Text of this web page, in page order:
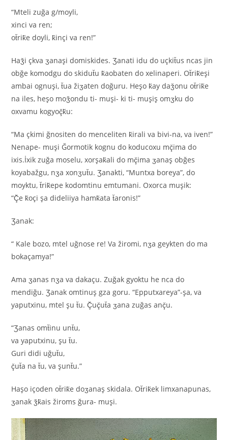
“Mteli zuğa g/moyli,
xinci va ren;
ot̆rik̆e doyli, k̆inçi va ren!”
Haǯi çkva ʒanaşi domiskides. Ʒanati idu do uçkit̆us ncas jin
obğe komodgu do skidut̆u k̆aobaten do xelinaperi. Ot̆rik̆eşi
ambai ognuşi, t̆ua žiʒaten doğuru. Heşo k̆ay daǯonu ot̆rik̆e
na iles, heşo moǯondu ti- muşi- ki ti- muşiş omʒku do
oxvamu kogyoç̆k̆u:
“Ma çkimi ğnositen do menceliten k̆irali va bivi-na, va iven!”
Nenape- muşi Ğormotik kognu do koducoxu mç̆ima do
ixis.İxik zuğa moselu, xorşak̆ali do mç̆ima ʒanaş obğes
koyabažgu, nʒa xonʒut̆u. Ʒanakti, “Muntxa boreya”, do
moyktu, t̆rik̆epe kodomtinu emtumani. Oxorca muşik:
“Ç̆e k̆oçi şa dideliiya hamk̆ata t̆aronis!”
Ʒanak:
“ Kale bozo, mtel uğnose re! Va žiromi, nʒa geykten do ma
bokaçamya!”
Ama ʒanas nʒa va dakaçu. Zuğak gyoktu he nca do
mendiğu. Ʒanak omtinuş gza goru. “Epputxareya”-şa, va
yaputxinu, mtel şu t̆u. Ç̆uç̆ut̆a ʒana zuğas anç̆u.
“Ʒanas omt̆inu unt̆u,
va yaputxinu, şu t̆u.
Guri didi uğut̆u,
ç̆ut̆a na t̆u, va şunt̆u.”
Haşo içoden ot̆rik̆e doʒanaş skidala. Ot̆rik̆ek limxanapunas,
ʒanak ǯk̆ais žiroms ğura- muşi.